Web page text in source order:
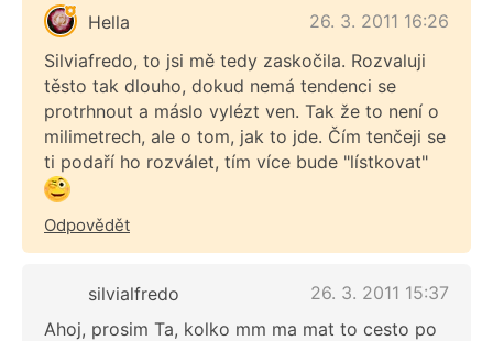
Hella
26. 3. 2011 16:26
Silviafredo, to jsi mě tedy zaskočila. Rozvaluji
těsto tak dlouho, dokud nemá tendenci se
protrhnout a máslo vylézt ven. Tak že to není o
milimetrech, ale o tom, jak to jde. Čím tenčeji se
ti podaří ho rozválet, tím více bude "lístkovat"
Odpovědět
silvialfredo
26. 3. 2011 15:37
Ahoj, prosim Ta, kolko mm ma mat to cesto po